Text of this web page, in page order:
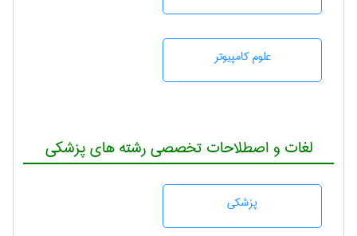
علوم کامپیوتر
لغات و اصطلاحات تخصصی رشته های پزشکی
پزشكی